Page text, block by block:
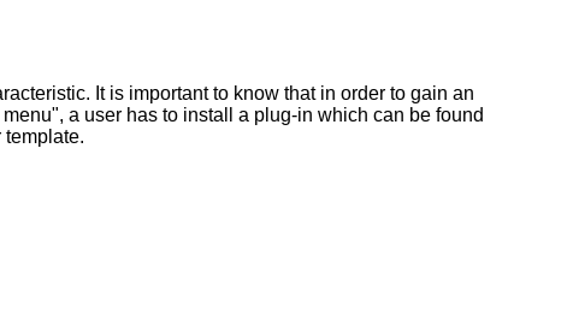
It is important to know that in order to gain an
a user has to install a plug-in which can be found
template.